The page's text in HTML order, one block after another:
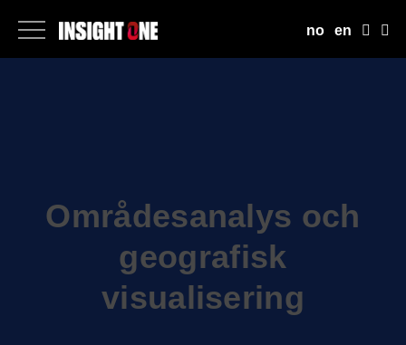
Områdesanalys och
geografisk
visualisering
no en